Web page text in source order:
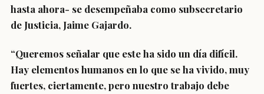
hasta ahora- se desempeñaba como subsecretario
de Justicia, Jaime Gajardo.
“Queremos señalar que este ha sido un día difícil.
Hay elementos humanos en lo que se ha vivido, muy
fuertes, ciertamente, pero nuestro trabajo debe